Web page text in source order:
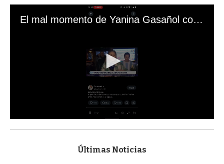
El mal momento de Yanina Gasañol con un hincha argentino en "Subrayado"
s
Últimas Noticias